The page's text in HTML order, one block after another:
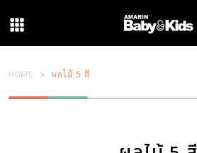
HOME ผลไม้ 5 สี